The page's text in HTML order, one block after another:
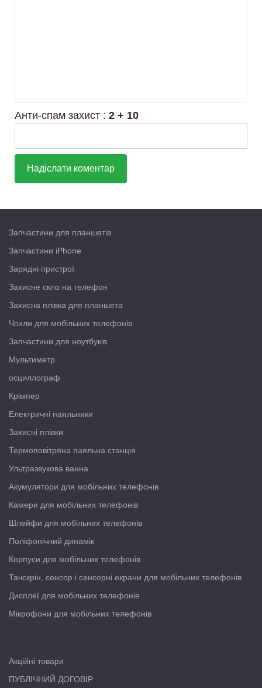
Анти-спам захист : 2 + 10
Запчастини для планшетів
Запчастини iPhone
Зарядні пристрої
Захисне скло на телефон
Захисна плівка для планшета
Чохли для мобільних телефонів
Запчастини для ноутбуків
Мультиметр
осциллограф
Крімпер
Електричні паяльники
Захисні плівки
Термоповітряна паяльна станція
Ультразвукова ванна
Акумулятори для мобільних телефонів
Камери для мобільних телефонів
Шлейфи для мобільних телефонів
Поліфонічний динамік
Корпуси для мобільних телефонів
Тачскрін, сенсор і сенсорні екрани для мобільних телефонів
Дисплеї для мобільних телефонів
Мікрофони для мобільних телефонів
Акційні товари
ПУБЛІЧНИЙ ДОГОВІР